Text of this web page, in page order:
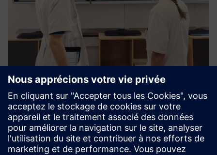
Patient Flow Efficiency
Réaliser un contrôle complet et efficace du flux des patients
de l'arrivée à la sortie, transformer les données de
localisation en temps réel en itinéraires optimisés et
sécurisés, maximiser et rendre l'utilisation sécuritaire de ...